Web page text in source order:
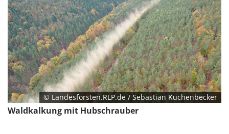
© Landesforsten.RLP.de / Sebastian Kuchenbecker
Waldkalkung mit Hubschrauber